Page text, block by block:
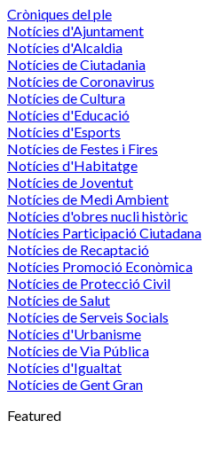
Cròniques del ple
Notícies d'Ajuntament
Notícies d'Alcaldia
Notícies de Ciutadania
Notícies de Coronavirus
Notícies de Cultura
Notícies d'Educació
Notícies d'Esports
Notícies de Festes i Fires
Notícies d'Habitatge
Notícies de Joventut
Notícies de Medi Ambient
Notícies d'obres nucli històric
Notícies Participació Ciutadana
Notícies de Recaptació
Notícies Promoció Econòmica
Notícies de Protecció Civil
Notícies de Salut
Notícies de Serveis Socials
Notícies d'Urbanisme
Notícies de Via Pública
Notícies d'Igualtat
Notícies de Gent Gran
Featured